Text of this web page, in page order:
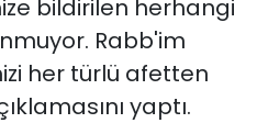
bildirilen herhangi
Rabb'im
her türlü afetten
yaptı.